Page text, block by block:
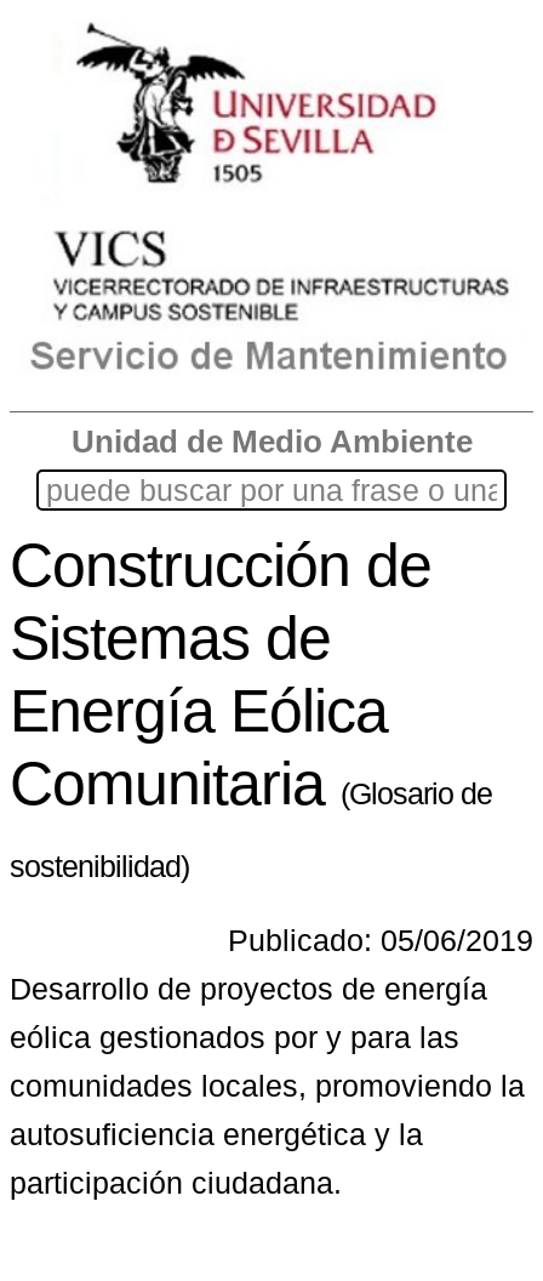
Unidad de Medio Ambiente
Construcción de
Sistemas de
Energía Eólica
Comunitaria (Glosario de
sostenibilidad)
Publicado: 05/06/2019
Desarrollo de proyectos de energía
eólica gestionados por y para las
comunidades locales, promoviendo la
autosuficiencia energética y la
participación ciudadana.